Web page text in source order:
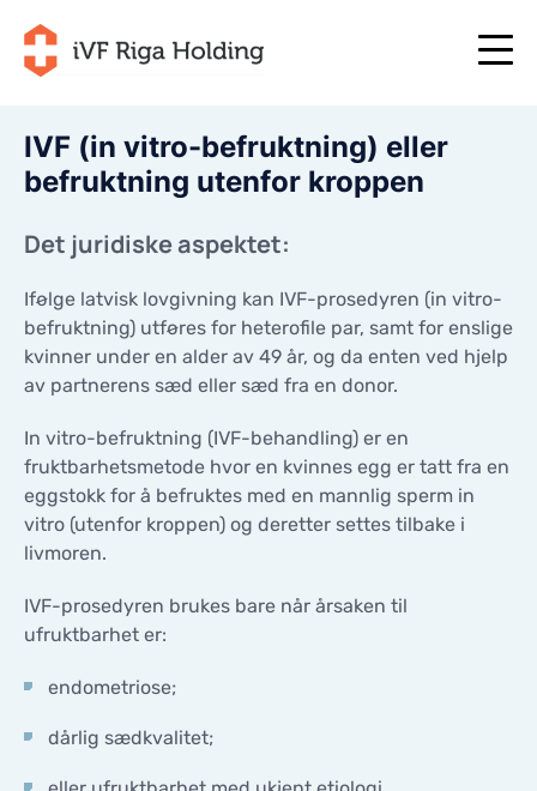
BEHANDLING
DITT INDIVIDUELLE PROGRAM
NYTTIGE ARTIKLER
PRISER
KONTAKTER
NO
LV
EN
RU
LT
OM OSS
BEHANDLING
DITT INDIVIDUELLE PROGRAM
START NÅ!
NYTTIGE ARTIKLER
PRISER
IVF (in vitro-befruktning) eller
befruktning utenfor kroppen
Det juridiske aspektet:
Ifølge latvisk lovgivning kan IVF-prosedyren (in vitro-
befruktning) utføres for heterofile par, samt for enslige
kvinner under en alder av 49 år, og da enten ved hjelp
av partnerens sæd eller sæd fra en donor.
In vitro-befruktning (IVF-behandling) er en
fruktbarhetsmetode hvor en kvinnes egg er tatt fra en
eggstokk for å befruktes med en mannlig sperm in
vitro (utenfor kroppen) og deretter settes tilbake i
livmoren.
IVF-prosedyren brukes bare når årsaken til
ufruktbarhet er:
endometriose;
dårlig sædkvalitet;